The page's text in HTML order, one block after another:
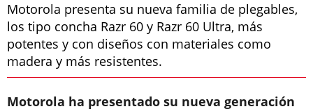
Motorola presenta su nueva familia de plegables,
los tipo concha Razr 60 y Razr 60 Ultra, más
potentes y con diseños con materiales como
madera y más resistentes.
Motorola ha presentado su nueva generación